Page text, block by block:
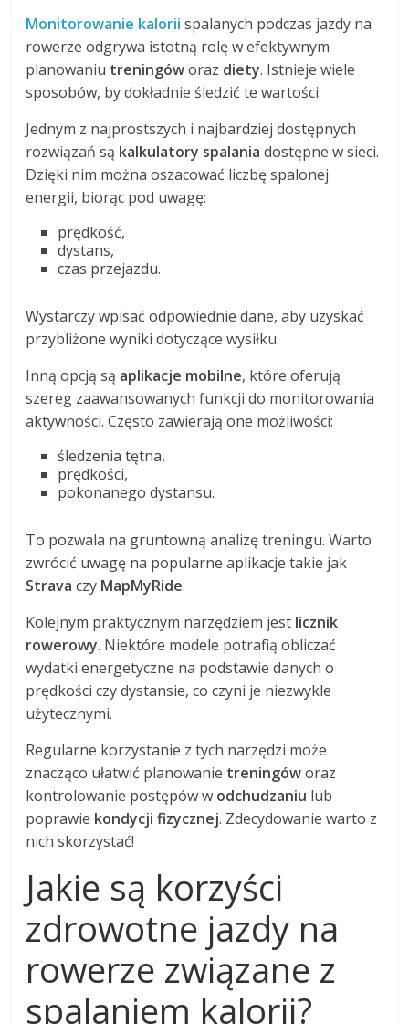
Monitorowanie kalorii spalanych podczas jazdy na
rowerze odgrywa istotną rolę w efektywnym
planowaniu treningóworaz diety. Istnieje wiele
sposobów, by dokładnie śledzić te wartości.
Jednym z najprostszych i najbardziej dostępnych
rozwiązań są kalkulatory spalania dostępne w sieci.
Dzięki nim można oszacować liczbę spalonej
energii, biorąc pod uwagę:
prędkość,
dystans,
czas przejazdu.
Wystarczy wpisać odpowiednie dane, aby uzyskać
przybliżone wyniki dotyczące wysiłku.
Inną opcją są aplikacje mobilne, które oferują
szereg zaawansowanych funkcji do monitorowania
aktywności. Często zawierają one możliwości:
śledzenia tętna,
prędkości,
pokonanego dystansu.
To pozwala na gruntowną analizę treningu. Warto
zwrócić uwagę na popularne aplikacje takie jak
Strava czy MapMyRide.
Kolejnym praktycznym narzędziem jest licznik
rowerowy. Niektóre modele potrafią obliczać
wydatki energetyczne na podstawie danych o
prędkości czy dystansie, co czyni je niezwykle
użytecznymi.
Regularne korzystanie z tych narzędzi może
znacząco ułatwić planowanie treningóworaz
kontrolowanie postępów w odchudzaniu lub
poprawie kondycji fizycznej. Zdecydowanie warto z
nich skorzystać!
Jakie są korzyści
zdrowotne jazdy na
rowerze związane z
spalaniem kalorii?